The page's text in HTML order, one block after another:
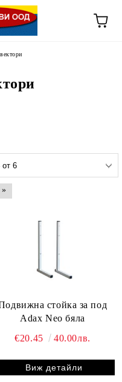
»
стойка за под
Adax Neo бяла
€20.45
40.00лв.
Виж детайли